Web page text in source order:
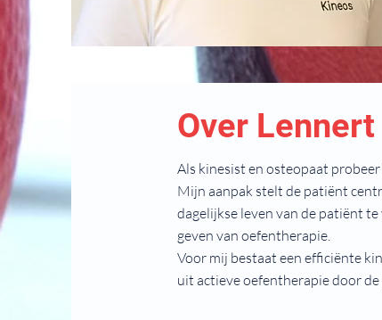
Over Lennert
Als kinesist en osteopaat
Mijn aanpak stelt de patiënt
dagelijkse leven van de patiënt
geven van oefentherapie.
Voor mij bestaat een efficiënte
uit actieve oefentherapie door